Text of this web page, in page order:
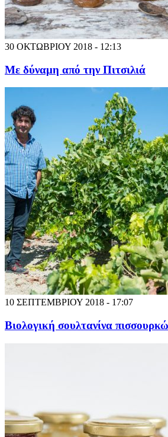
30 ΟΚΤΩΒΡΙΟΥ 2018 - 12:13
Με δύναμη από την Πιτσιλιά
10 ΣΕΠΤΕΜΒΡΙΟΥ 2018 - 17:07
Βιολογική σουλτανίνα